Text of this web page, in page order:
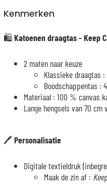
Kenmerken
🛍️Katoenen draagtas - Keep
2 maten naar keuze
Klassieke draagtas
Boodschappentas :
Materiaal : 100 % canvas
Lange hengsels van 70
🖊️ Personalisatie
Digitale textieldruk
Maak de zin af :